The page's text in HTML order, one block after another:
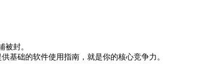
被封。
基础的软件使用指南，就是你的核心竞争力。